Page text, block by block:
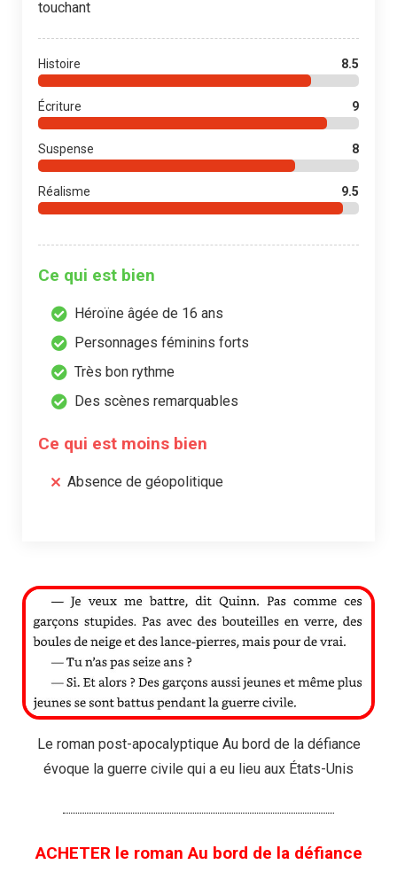
touchant
Histoire 8.5
Écriture 9
Suspense 8
Réalisme 9.5
Ce qui est bien
Héroïne âgée de 16 ans
Personnages féminins forts
Très bon rythme
Des scènes remarquables
Ce qui est moins bien
Absence de géopolitique
Le roman post-apocalyptique Au bord de la défiance
évoque la guerre civile qui a eu lieu aux États-Unis
ACHETER le roman Au bord de la défiance